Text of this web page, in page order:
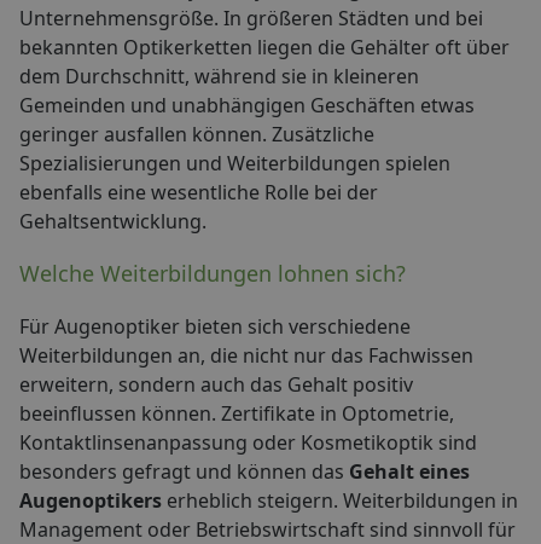
Unternehmensgröße. In größeren Städten und bei
bekannten Optikerketten liegen die Gehälter oft über
dem Durchschnitt, während sie in kleineren
Gemeinden und unabhängigen Geschäften etwas
geringer ausfallen können. Zusätzliche
Spezialisierungen und Weiterbildungen spielen
ebenfalls eine wesentliche Rolle bei der
Gehaltsentwicklung.
Welche Weiterbildungen lohnen sich?
Für Augenoptiker bieten sich verschiedene
Weiterbildungen an, die nicht nur das Fachwissen
erweitern, sondern auch das Gehalt positiv
beeinflussen können. Zertifikate in Optometrie,
Kontaktlinsenanpassung oder Kosmetikoptik sind
besonders gefragt und können das Gehalt eines
Augenoptikers erheblich steigern. Weiterbildungen in
Management oder Betriebswirtschaft sind sinnvoll für